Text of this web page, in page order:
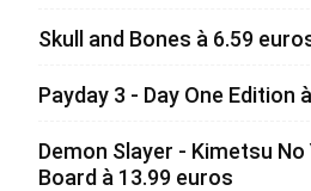
Skull and Bones à 6.59
Payday 3 - Day One Edition
Demon Slayer - Kimetsu No
Board à 13.99 euros